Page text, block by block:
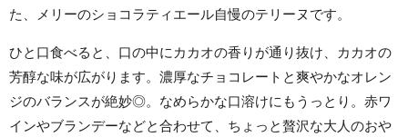
た、メリーのショコラティエール自慢のテリーヌです。
ひと口食べると、口の中にカカオの香りが通り抜け、カカオの
芳醇な味が広がります。濃厚なチョコレートと爽やかなオレン
ジのバランスが絶妙◎。なめらかな口溶けにもうっとり。赤ワ
インやブランデーなどと合わせて、ちょっと贅沢な大人のおや